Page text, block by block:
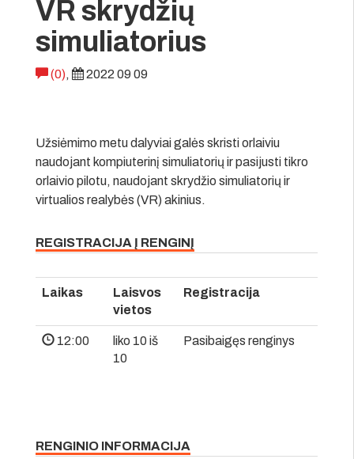
VR skrydžių
simuliatorius
(0), 2022 09 09
Užsiėmimo metu dalyviai galės skristi orlaiviu
naudojant kompiuterinį simuliatorių ir pasijusti tikro
orlaivio pilotu, naudojant skrydžio simuliatorių ir
virtualios realybės (VR) akinius.
REGISTRACIJA Į RENGINĮ
Laikas
Laisvos
vietos
Registracija
12:00
liko 10 iš
10
Pasibaigęs renginys
RENGINIO INFORMACIJA